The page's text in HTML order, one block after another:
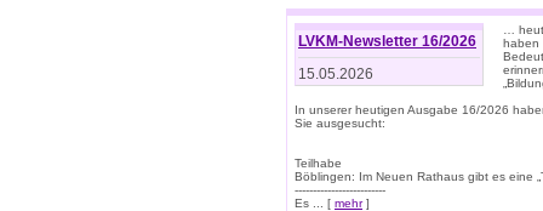
LVKM-Newsletter 16/2026
15.05.2026
…
haben
In unserer heutigen Ausgabe 16/2026
Sie ausgesucht:
Teilhabe
Böblingen: Im Neuen Rathaus gibt es eine
-------------------------
Es ... [ mehr]